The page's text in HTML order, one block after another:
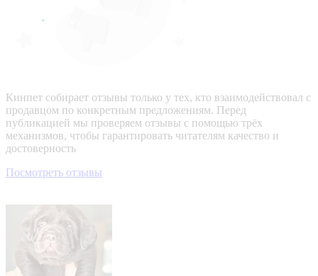
Кинпет собирает отзывы только у тех, кто взаимодействовал с
продавцом по конкретным предложениям. Перед
публикацией мы проверяем отзывы с помощью трёх
механизмов, чтобы гарантировать читателям качество и
достоверность
Посмотреть отзывы